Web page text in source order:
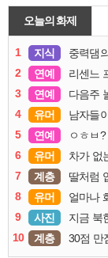
오늘의 화제
1 지식 중력댐
2
연예 리센느
3
연예 다음주
4
유머 남자들
5
연예 ㅇㅎㅂ
6
유머 차가 없
7
계층 딸처럼
8
유머 얼마나
9
사진 지금 북
10
계층 30점 만